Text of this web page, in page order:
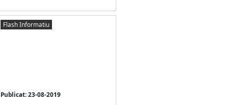
Flash Informatiu
Publicat: 23-08-2019